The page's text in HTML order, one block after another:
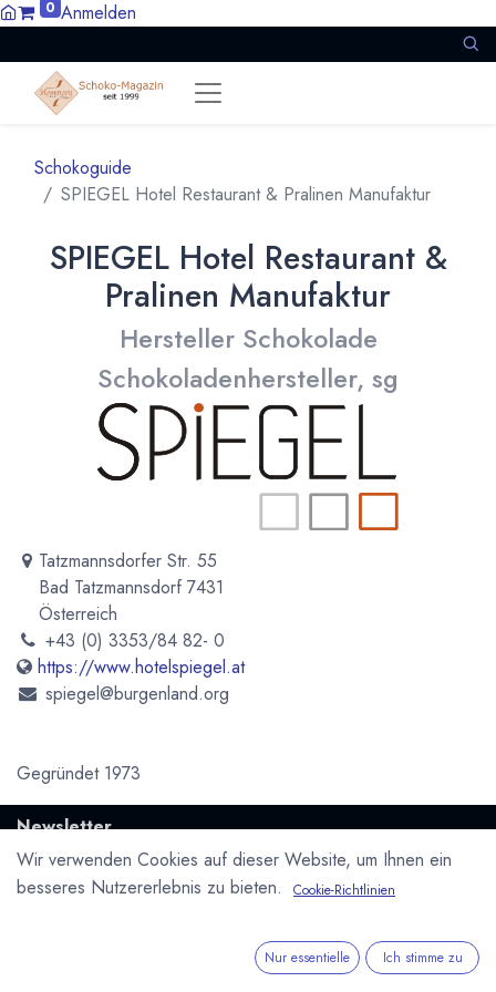
0 Anmelden
Schokoguide
SPIEGEL Hotel Restaurant & Pralinen Manufaktur
SPIEGEL Hotel Restaurant &
Pralinen Manufaktur
Hersteller Schokolade
Schokoladenhersteller, sg
Tatzmannsdorfer Str. 55
Bad Tatzmannsdorf 7431
Österreich
+43 (0) 3353/84 82- 0
https://www.hotelspiegel.at
spiegel@burgenland.org
Gegründet 1973
Newsletter
Kostenlose News - 1 Mal pro Monat:
Datenschutzerklärung&
Wir verwenden Cookies auf dieser Website, um Ihnen ein
besseres Nutzererlebnis zu bieten.
Cookie-Richtlinien
Nur essentielle Ich stimme zu